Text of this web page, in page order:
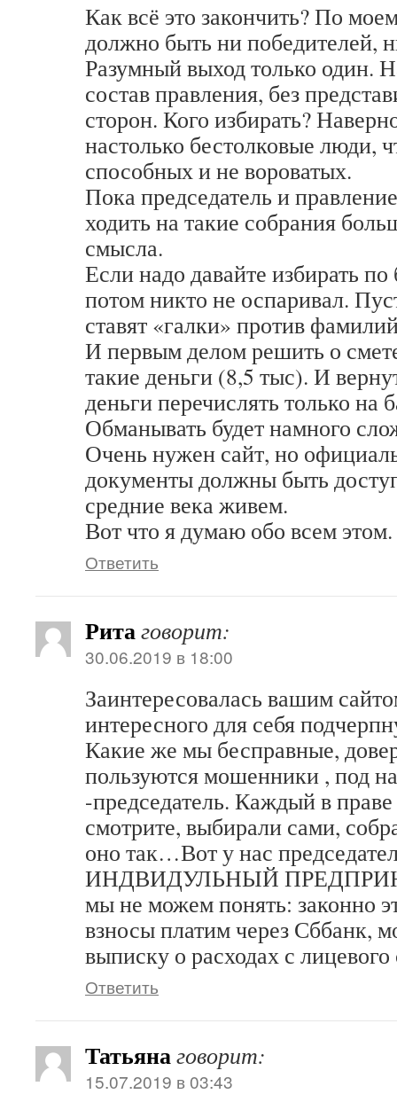
Как всё это закончить? По
должно быть ни победителей,
Разумный выход только один.
состав правления, без
сторон. Кого избирать?
настолько бестолковые люди,
способных и не вороватых.
Пока председатель и
ходить на такие собрания
смысла.
Если надо давайте избирать
потом никто не оспаривал.
ставят «галки» против
И первым делом решить о
такие деньги (8,5 тыс). И
деньги перечислять только на
Обманывать будет намного
Очень нужен сайт, но
документы должны быть
средние века живем.
Вот что я думаю обо всем этом.
Ответить
Ритаговорит:
30.06.2019 в 18:00
Заинтересовалась вашим
интересного для себя
Какие же мы бесправные,
пользуются мошенники , под
-председатель. Каждый в праве
смотрите, выбирали сами,
оно так…Вот у нас
ИНДВИДУЛЬНЫЙ
мы не можем понять: законно
взносы платим через Сббанк,
выписку о расходах с
Ответить
Татьянаговорит:
15.07.2019 в 03:43